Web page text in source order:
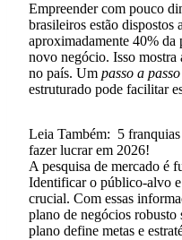
Empreender com pouco
brasileiros estão dispostos
aproximadamente 40%
novo negócio. Isso mostra
no país. Um passo a
estruturado pode facilitar
Leia Também: 5
fazer lucrar em 2026!
A pesquisa de mercado é
Identificar o público-alvo e
crucial. Com essas
plano de negócios robusto
plano define metas e